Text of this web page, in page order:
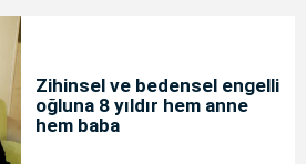
Zihinsel ve bedensel engelli
oğluna 8 yıldır hem anne
hem baba